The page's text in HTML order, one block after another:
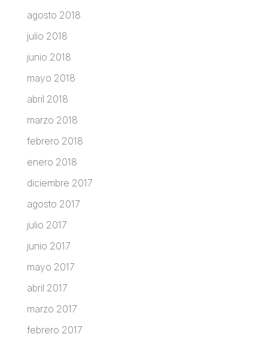
agosto 2018
julio 2018
junio 2018
mayo 2018
abril 2018
marzo 2018
febrero 2018
enero 2018
diciembre 2017
agosto 2017
julio 2017
junio 2017
mayo 2017
abril 2017
marzo 2017
febrero 2017